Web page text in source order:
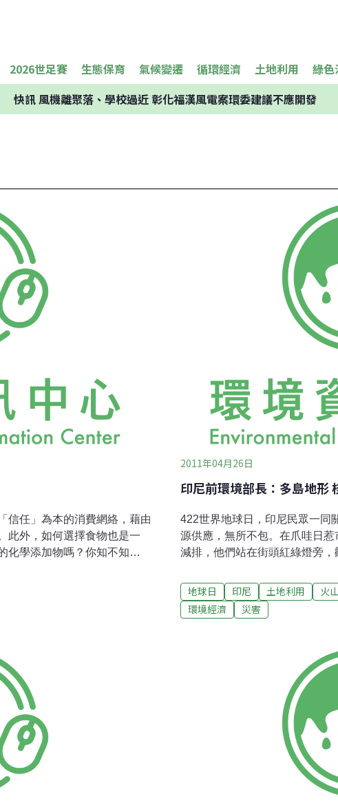
2026世足賽 生態保育 氣候變遷 循環經濟 土地利用 綠色
快訊風機離聚落、學校過近 彰化福漢風電案環委建議不應開發
信任」為本的消費網絡，藉由
此外，如何選擇食物也是一
化學添加物嗎？你知不知道
看法，在照顧健康的同
資源。無論在香港或者台
品及白砂糖等被鼓吹成高營
活發生急遽改變的同時，過
改變確實使人們的體格變得
低落、疾病增加，就難以擁
2011年04月26日
印尼前環境部長：多島地形
422世界地球日，印尼民眾一同
源供應，無所不包。在爪哇日
減排，他們站在街頭紅綠燈旁
長Emil Salim於自由學院（
該利用自然資源採取多樣化的發
同時因應印尼的多島地形，也沒
板塊交接處更是火山噴發及地
廠，島與島之間很容易互相連
獨立，一島的擾動不會干擾其
地球日 印尼 土地利用 火
環境經濟
災害